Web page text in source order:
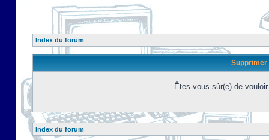
Index du forum
Supprimer
Êtes-vous sûr(e) de
Index du forum